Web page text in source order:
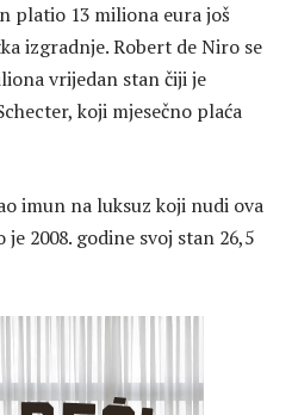
platio 13 miliona eura još
izgradnje. Robert de Niro se
vrijedan stan čiji je
koji mjesečno plaća
imun na luksuz koji nudi ova
2008. godine svoj stan 26,5